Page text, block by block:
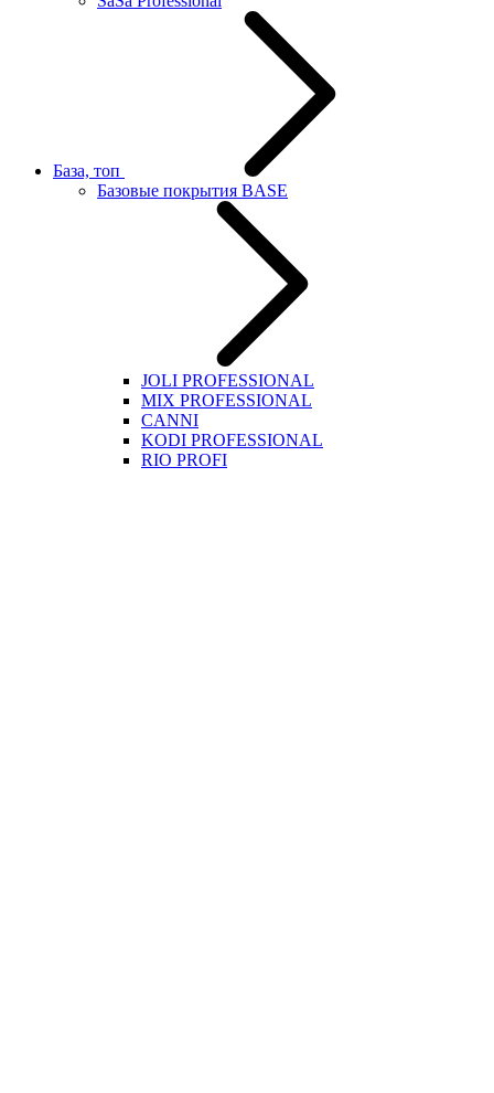
База, топ
Базовые покрытия BASE
JOLI PROFESSIONAL
MIX PROFESSIONAL
CANNI
KODI PROFESSIONAL
RIO PROFI